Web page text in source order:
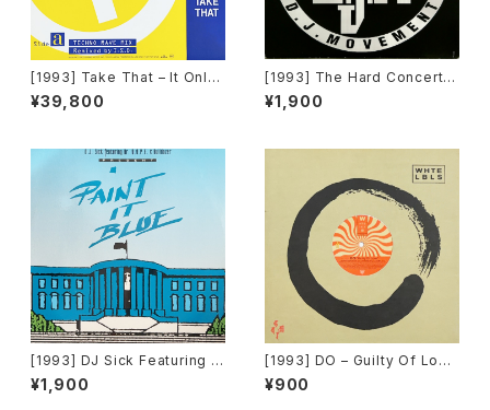
[1993] Take That – It Only
Takes A Minute (I.S.D. Rem
ix) [RCA]
¥39,800
[1993] The Hard Concert –
Rhythm Is Hard [DJ Move
ment]
¥1,900
[1993] DJ Sick Featuring D
r. D.O.P.E. & Bulldozer – Pai
nt It Blue [Bulldozer Recor
¥1,900
[1993] DO – Guilty Of Love
[WHTE LBLS]
¥900